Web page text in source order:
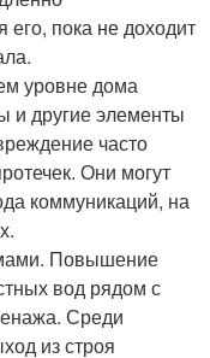
его, пока не доходит
уровне дома
и другие элементы
часто
Они могут
коммуникаций, на
Повышение
вод рядом с
Среди
из строя